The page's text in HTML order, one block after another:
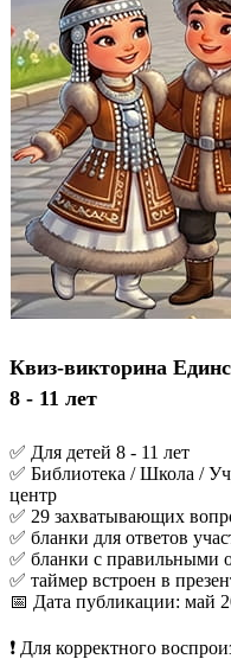
Квиз-викторина
8 - 11 лет
✅ Для детей 8 - 11 лет
✅ Библиотека / Школа /
центр
✅ 29 захватывающих
✅ бланки для ответов
✅ бланки с правильными
✅ таймер встроен в
📅 Дата публикации: май
❗ Для корректного